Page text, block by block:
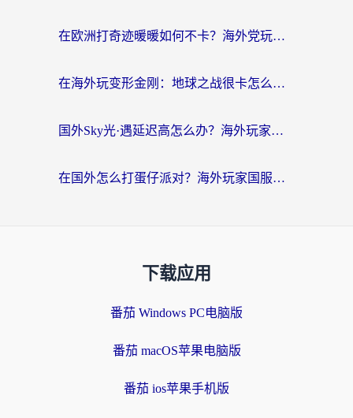
在欧洲打奇迹暖暖如何不卡？海外党玩国服游戏的终极加速攻略
在海外玩变形金刚：地球之战很卡怎么办？老玩家亲测的加速器指南，解决卡顿烦恼
国外Sky光·遇延迟高怎么办？海外玩家国服游戏加速终极指南（附实测技巧）
在国外怎么打蛋仔派对？海外玩家国服游戏加速避坑指南（附实测推荐）
下载应用
番茄 Windows PC电脑版
番茄 macOS苹果电脑版
番茄 ios苹果手机版